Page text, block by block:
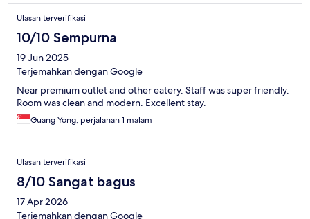
Ulasan terverifikasi
10/10 Sempurna
19 Jun 2025
Terjemahkan dengan Google
Near premium outlet and other eatery. Staff was super friendly.
Room was clean and modern. Excellent stay.
Guang Yong, perjalanan 1 malam
Ulasan terverifikasi
8/10 Sangat bagus
17 Apr 2026
Terjemahkan dengan Google